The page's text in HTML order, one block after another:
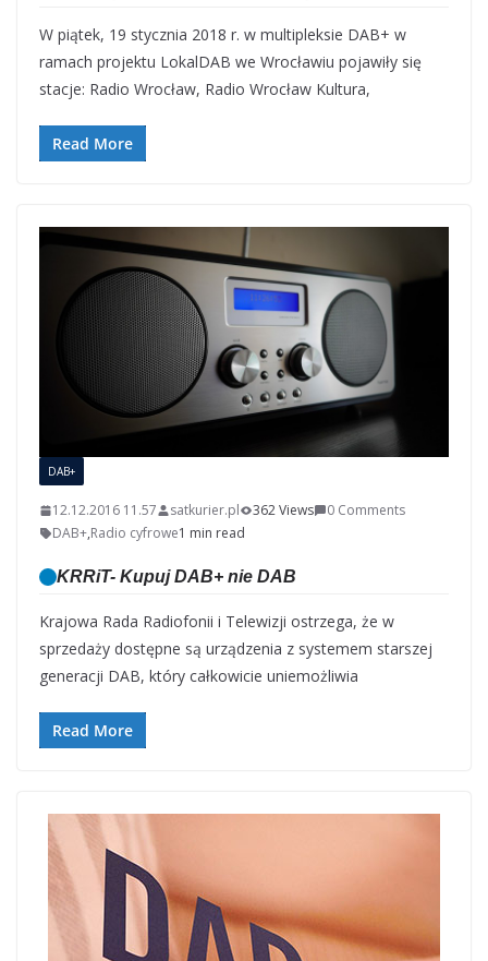
W piątek, 19 stycznia 2018 r. w multipleksie DAB+ w
ramach projektu LokalDAB we Wrocławiu pojawiły się
stacje: Radio Wrocław, Radio Wrocław Kultura,
Read More
DAB+
12.12.2016 11.57 satkurier.pl 362 Views
0 Comments
DAB+,Radio cyfrowe1 min read
KRRiT- Kupuj DAB+ nie DAB
Krajowa Rada Radiofonii i Telewizji ostrzega, że w
sprzedaży dostępne są urządzenia z systemem starszej
generacji DAB, który całkowicie uniemożliwia
Read More